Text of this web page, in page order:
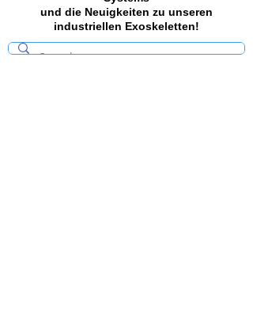
und die Neuigkeiten zu unseren
industriellen Exoskeletten!